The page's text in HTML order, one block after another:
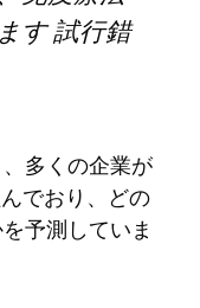
す試行錯
多くの企業が
でおり、どの
予測していま